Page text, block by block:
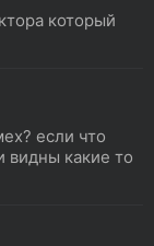
который
если что
какие то